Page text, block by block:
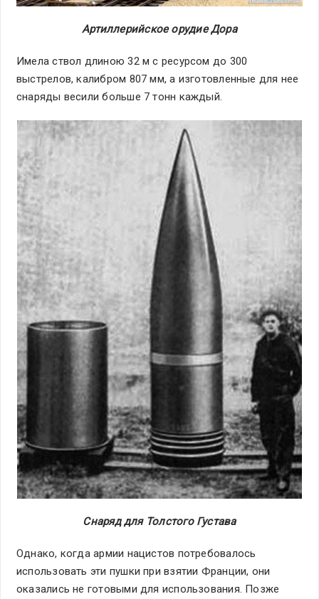
Артиллерийское орудие Дора
Имела ствол длиною 32 м с ресурсом до 300
выстрелов, калибром 807 мм, а изготовленные для нее
снаряды весили больше 7 тонн каждый.
Снаряд для Толстого Густава
Однако, когда армии нацистов потребовалось
использовать эти пушки при взятии Франции, они
оказались не готовыми для использования. Позже